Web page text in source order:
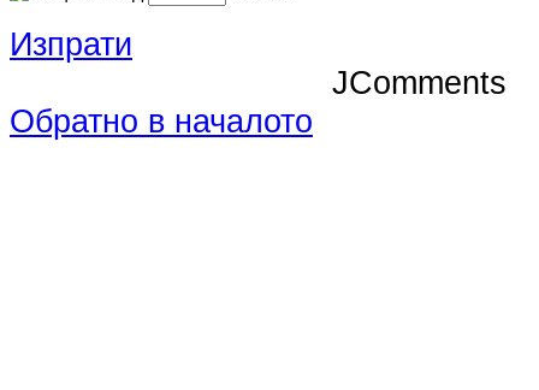
Изпрати
JComments
Обратно в началото